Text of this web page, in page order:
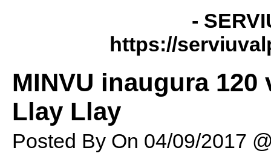
-
https://
MINVU inaugura
Llay Llay
Posted By On 04/09/2017